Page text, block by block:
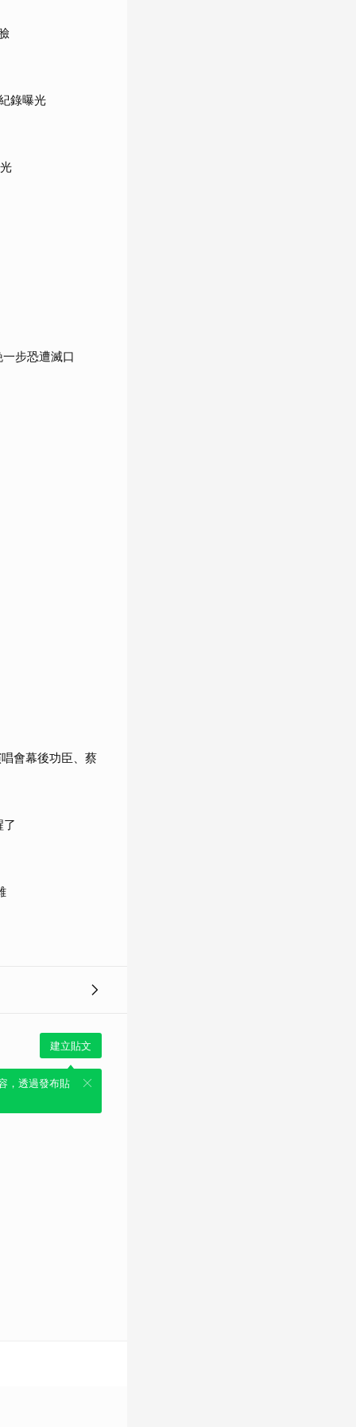
錄曝光
步恐遭滅口
會幕後功臣、蔡
建立貼文
，透過發布貼